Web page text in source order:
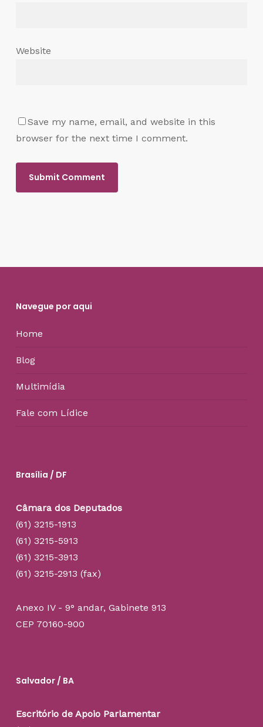
Website
Save my name, email, and website in this
browser for the next time I comment.
Navegue por aqui
Home
Blog
Multimídia
Fale com Lídice
Brasília / DF
Câmara dos Deputados
(61) 3215-1913
(61) 3215-5913
(61) 3215-3913
(61) 3215-2913 (fax)
Anexo IV - 9° andar, Gabinete 913
CEP 70160-900
Salvador / BA
Escritório de Apoio Parlamentar